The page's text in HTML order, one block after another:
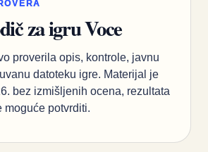
za igru Voce
proverila opis, kontrole, javnu
datoteku igre. Materijal je
bez izmišljenih ocena, rezultata
moguće potvrditi.